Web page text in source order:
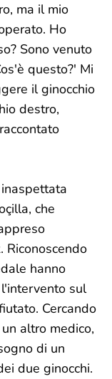
ma il mio
Ho
Sono venuto
questo?' Mi
il ginocchio
destro,
che
Riconoscendo
hanno
sul
Cercando
altro medico,
di un
due ginocchi.